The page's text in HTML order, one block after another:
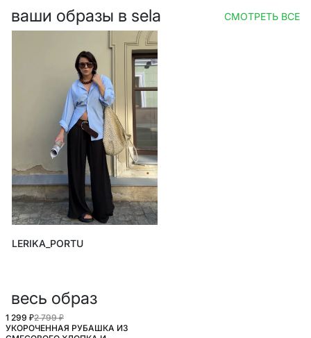
ваши образы в sela СМОТРЕТЬ ВСЕ
LERIKA_PORTU
весь образ
1 299 ₽2 799 ₽
УКОРОЧЕННАЯ РУБАШКА ИЗ